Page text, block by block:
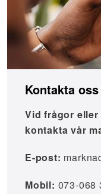
Kontakta
Vid frågor
kontakta vår m
E-post:
Mobil: 073-068